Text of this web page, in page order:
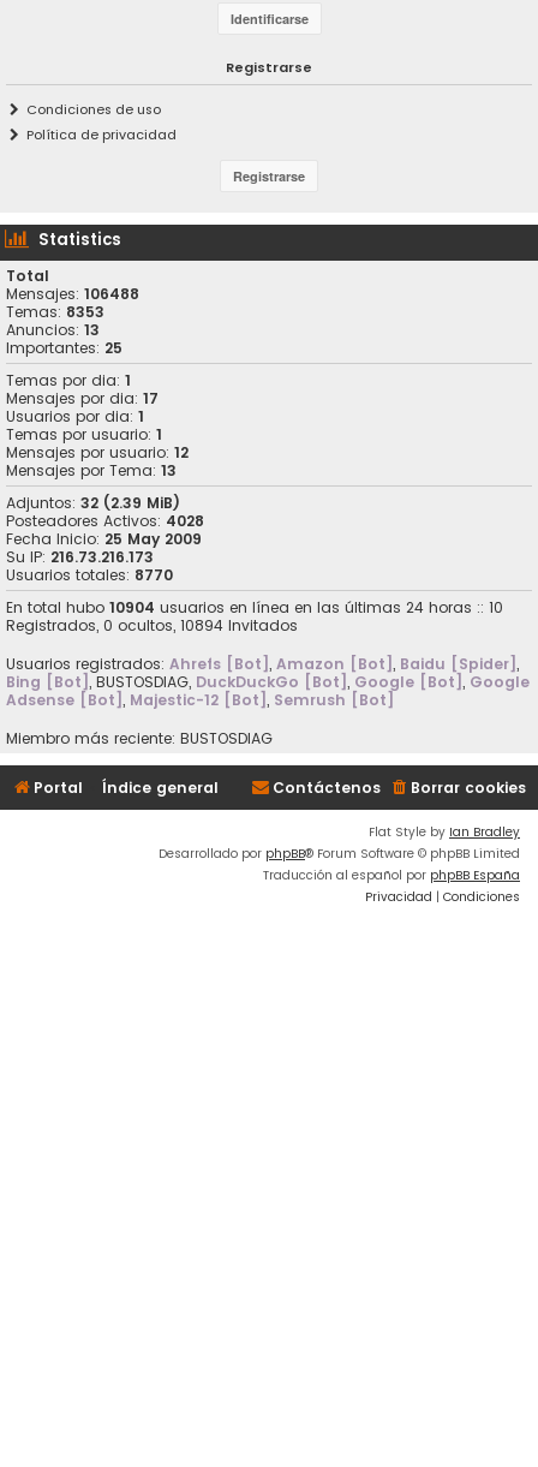
Registrarse
Condiciones de uso
Política de privacidad
Statistics
Total
Mensajes: 106488
Temas: 8353
Anuncios: 13
Importantes: 25
Temas por dia: 1
Mensajes por dia: 17
Usuarios por dia: 1
Temas por usuario: 1
Mensajes por usuario: 12
Mensajes por Tema: 13
Adjuntos: 32 (2.39 MiB)
Posteadores Activos: 4028
Fecha Inicio: 25 May 2009
Su IP: 216.73.216.173
Usuarios totales: 8770
En total hubo 10904 usuarios en línea en las últimas 24 horas :: 10
Registrados, 0 ocultos, 10894 Invitados
Usuarios registrados: Ahrefs [Bot], Amazon [Bot], Baidu [Spider],
Bing [Bot], BUSTOSDIAG, DuckDuckGo [Bot], Google [Bot], Google
Adsense [Bot], Majestic-12 [Bot], Semrush [Bot]
Miembro más reciente: BUSTOSDIAG
Portal Índice general Borrar cookies
Contáctenos
Flat Style by Ian Bradley
Desarrollado por phpBB® Forum Software © phpBB Limited
Traducción al español por phpBB España
Privacidad | Condiciones